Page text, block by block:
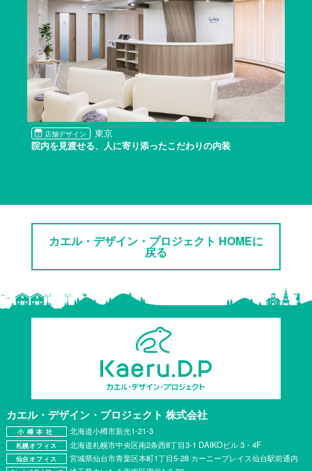
店舗デザイン 東京
院内を見渡せる、人に寄り添ったこだわりの内装
カエル・デザイン・プロジェクト HOMEに
戻る
カエル・デザイン・プロジェクト 株式会社
小樽本社 北海道小樽市新光1-21-3
札幌オフィス 北海道札幌市中央区南2条西8丁目3-1 DAIKOビル 3・4F
仙台オフィス 宮城県仙台市青葉区本町1丁目5-28 カーニープレイス仙台駅前通内